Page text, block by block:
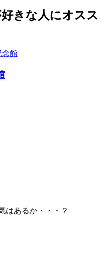
きな人にオスス
はあるか・・・？